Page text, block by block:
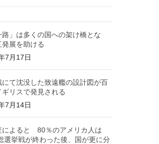
路」は多くの国への架け橋とな
発展を助ける
7月17日
にて沈没した致遠艦の設計図が百
リスで発見される
7月14日
によると 80％のアメリカ人は
選挙戦が終わった後、国が更に分